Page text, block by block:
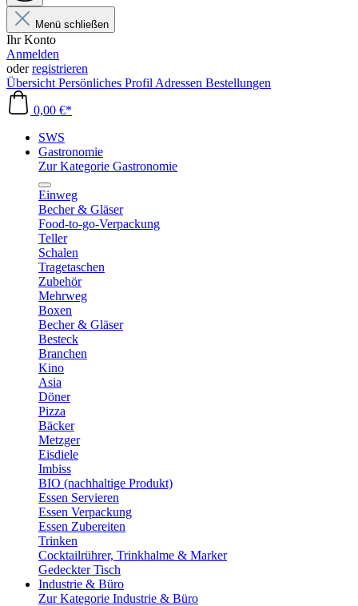
Menü schließen
Ihr Konto
Anmelden
oderregistrieren
Übersicht Persönliches Profil Adressen Bestellungen
0,00 €*
SWS
Gastronomie
Zur Kategorie Gastronomie
Einweg
Becher & Gläser
Food-to-go-Verpackung
Teller
Schalen
Tragetaschen
Zubehör
Mehrweg
Boxen
Becher & Gläser
Besteck
Branchen
Kino
Asia
Döner
Pizza
Bäcker
Metzger
Eisdiele
Imbiss
BIO (nachhaltige Produkt)
Essen Servieren
Essen Verpackung
Essen Zubereiten
Trinken
Cocktailrührer, Trinkhalme & Marker
Gedeckter Tisch
Industrie & Büro
Zur Kategorie Industrie & Büro